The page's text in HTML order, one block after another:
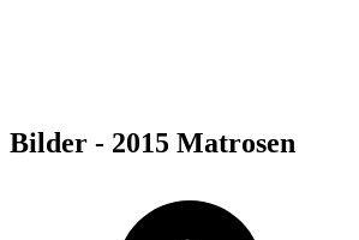
Bilder - 2015 Matrosen